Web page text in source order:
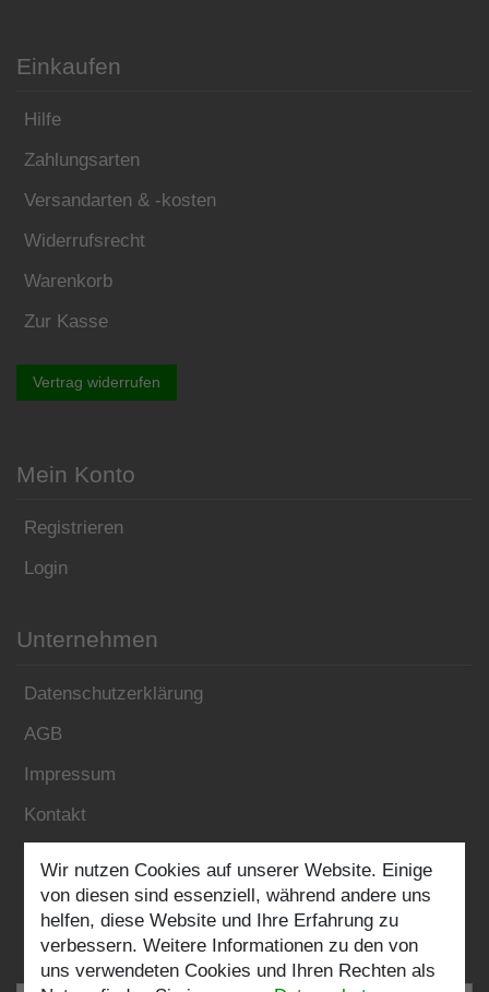
Einkaufen
Hilfe
Zahlungsarten
Versandarten & -kosten
Widerrufsrecht
Warenkorb
Zur Kasse
Vertrag widerrufen
Mein Konto
Registrieren
Login
Unternehmen
Datenschutzerklärung
AGB
Impressum
Kontakt
Folgen Sie uns:
Wir nutzen Cookies auf unserer Website. Einige
von diesen sind essenziell, während andere uns
helfen, diese Website und Ihre Erfahrung zu
verbessern. Weitere Informationen zu den von
uns verwendeten Cookies und Ihren Rechten als